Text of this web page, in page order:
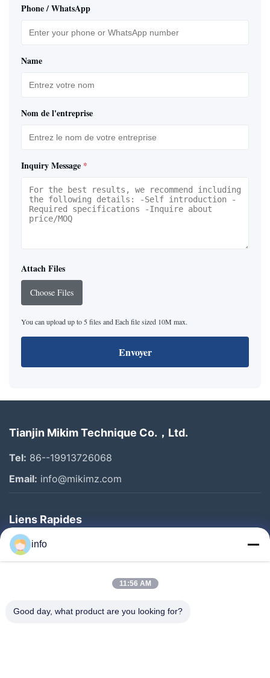
Phone / WhatsApp
Name
Nom de l'entreprise
Inquiry Message *
Attach Files
Choose Files
You can upload up to 5 files and Each file sized 10M max.
Envoyer
Tianjin Mikim Technique Co.，Ltd.
Tel: 86--19913726068
Email: info@mikimz.com
Liens Rapides
Accueil
Produits
Spectacle De Réalité Virtuelle
À Propos De Nous
info
11:56 AM
Good day, what product are you looking for?